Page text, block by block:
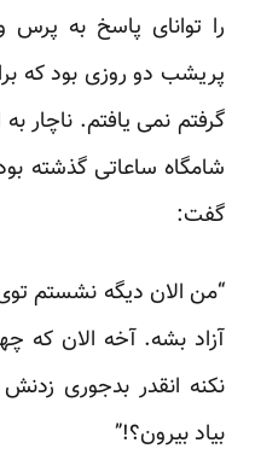
را توانای پاسخ به
پریشب دو روزی بود که
گرفتم نمی یافتم. ناچار
شامگاه ساعاتی گذشته
گفت:
“من الان دیگه نشستم
آزاد بشه. آخه الان که
نکنه انقدر بدجوری
بیاد بیرون؟!”